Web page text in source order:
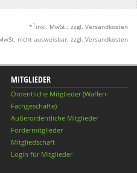
* 1 inkl. MwSt.; zzgl. Versandkosten
nicht ausweisbar; zzgl. Versandkosten
MITGLIEDER
Ordentliche Mitglieder (Waffen-
Fachgeschäfte)
Außerordentliche Mitglieder
Fördermitglieder
Mitgliedschaft
Login für Mitglieder